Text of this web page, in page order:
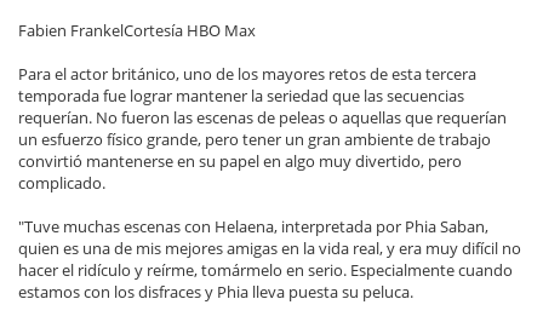
Fabien FrankelCortesía HBO Max
Para el actor británico, uno de los mayores retos de esta tercera
temporada fue lograr mantener la seriedad que las secuencias
requerían. No fueron las escenas de peleas o aquellas que requerían
un esfuerzo físico grande, pero tener un gran ambiente de trabajo
convirtió mantenerse en su papel en algo muy divertido, pero
complicado.
"Tuve muchas escenas con Helaena, interpretada por Phia Saban,
quien es una de mis mejores amigas en la vida real, y era muy difícil no
hacer el ridículo y reírme, tomármelo en serio. Especialmente cuando
estamos con los disfraces y Phia lleva puesta su peluca.